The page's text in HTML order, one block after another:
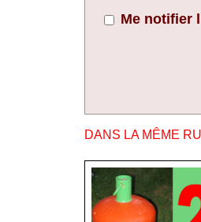
Me notifier
DANS LA MÊME